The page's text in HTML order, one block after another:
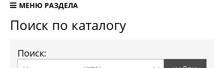
МЕНЮ РАЗДЕЛА
Поиск по каталогу
Поиск: